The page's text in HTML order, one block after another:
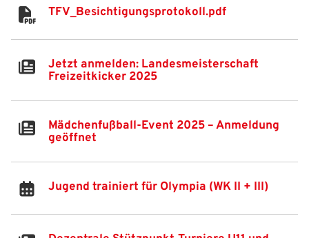
TFV_Besichtigungsprotokoll.pdf
Jetzt anmelden: Landesmeisterschaft
Freizeitkicker 2025
Mädchenfußball-Event 2025 – Anmeldung
geöffnet
Jugend trainiert für Olympia (WK II + III)
WEBSITE DURCHSUCHEN
IHR LOGIN
Benutzeranmeldung
Anmelden